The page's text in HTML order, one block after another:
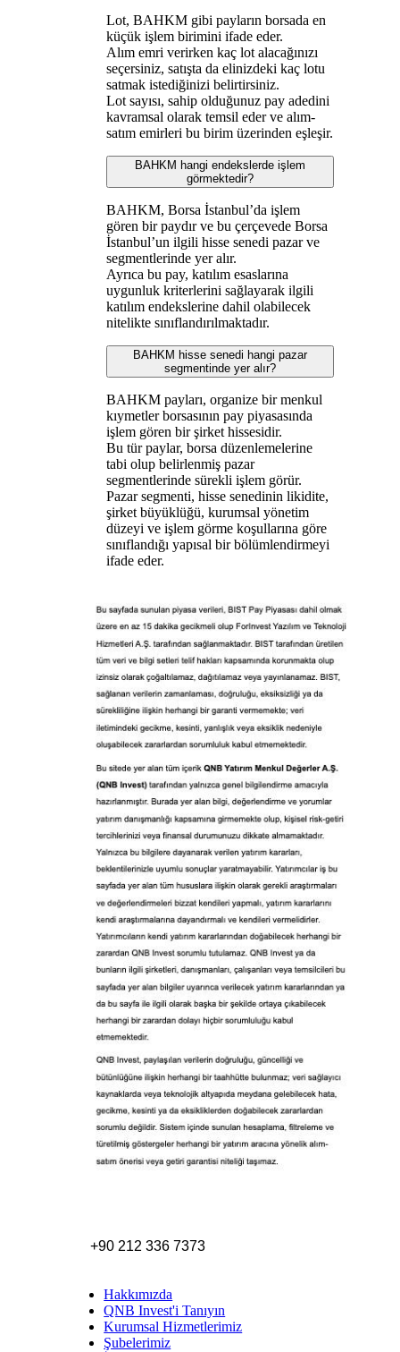
Lot, BAHKM gibi payların borsada en
küçük işlem birimini ifade eder.
Alım emri verirken kaç lot alacağınızı
seçersiniz, satışta da elinizdeki kaç lotu
satmak istediğinizi belirtirsiniz.
Lot sayısı, sahip olduğunuz pay adedini
kavramsal olarak temsil eder ve alım-
satım emirleri bu birim üzerinden eşleşir.
BAHKM hangi endekslerde işlem
görmektedir?
BAHKM, Borsa İstanbul’da işlem
gören bir paydır ve bu çerçevede Borsa
İstanbul’un ilgili hisse senedi pazar ve
segmentlerinde yer alır.
Ayrıca bu pay, katılım esaslarına
uygunluk kriterlerini sağlayarak ilgili
katılım endekslerine dahil olabilecek
nitelikte sınıflandırılmaktadır.
BAHKM hisse senedi hangi pazar
segmentinde yer alır?
BAHKM payları, organize bir menkul
kıymetler borsasının pay piyasasında
işlem gören bir şirket hissesidir.
Bu tür paylar, borsa düzenlemelerine
tabi olup belirlenmiş pazar
segmentlerinde sürekli işlem görür.
Pazar segmenti, hisse senedinin likidite,
şirket büyüklüğü, kurumsal yönetim
düzeyi ve işlem görme koşullarına göre
sınıflandığı yapısal bir bölümlendirmeyi
ifade eder.
+90 212 336 7373
Hakkımızda
QNB Invest'i Tanıyın
Kurumsal Hizmetlerimiz
Şubelerimiz